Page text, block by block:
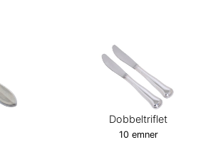
Dobbeltriflet
10 emner